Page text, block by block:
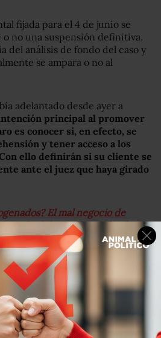
fijada para el 4 de junio se
o no una suspensión definitiva.
del análisis de fondo del caso y
se ampara o no al
adelantado desde ayer a
principal al promover
es conocer si, en efecto, se
y tener acceso a los
ello definirán si su cliente se
ante el juez que haya girado
El mal negocio de
del presidente de Altos
girada en contra de Emilio
con una investigación que la
realiza en contra de
presentada en marzo
federal por presuntas
de una planta de